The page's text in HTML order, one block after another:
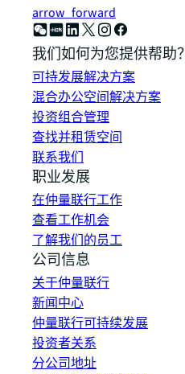
arrow_forward
我们如何为您提供帮助？
可持发展解决方案
混合办公空间解决方案
投资组合管理
查找并租赁空间
联系我们
职业发展
在仲量联行工作
查看工作机会
了解我们的员工
公司信息
关于仲量联行
新闻中心
仲量联行可持续发展
投资者关系
分公司地址